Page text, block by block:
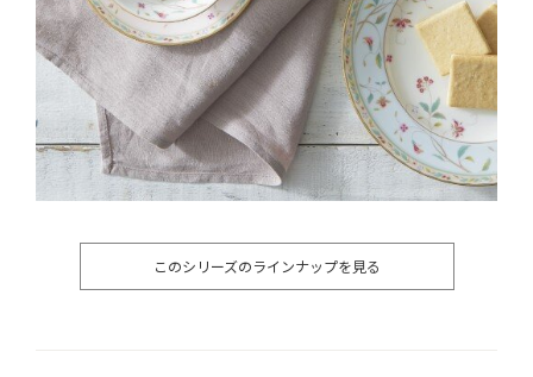
このシリーズのラインナップを見る